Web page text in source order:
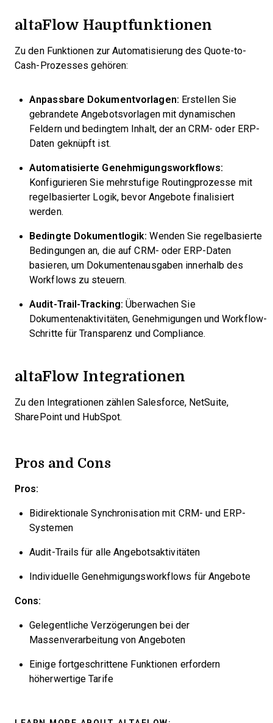
altaFlow Hauptfunktionen
Zu den Funktionen zur Automatisierung des Quote-to-
Cash-Prozesses gehören:
Anpassbare Dokumentvorlagen: Erstellen Sie
gebrandete Angebotsvorlagen mit dynamischen
Feldern und bedingtem Inhalt, der an CRM- oder ERP-
Daten geknüpft ist.
Automatisierte Genehmigungsworkflows:
Konfigurieren Sie mehrstufige Routingprozesse mit
regelbasierter Logik, bevor Angebote finalisiert
werden.
Bedingte Dokumentlogik: Wenden Sie regelbasierte
Bedingungen an, die auf CRM- oder ERP-Daten
basieren, um Dokumentenausgaben innerhalb des
Workflows zu steuern.
Audit-Trail-Tracking: Überwachen Sie
Dokumentenaktivitäten, Genehmigungen und Workflow-
Schritte für Transparenz und Compliance.
altaFlow Integrationen
Zu den Integrationen zählen Salesforce, NetSuite,
SharePoint und HubSpot.
Pros and Cons
Pros:
Bidirektionale Synchronisation mit CRM- und ERP-
Systemen
Audit-Trails für alle Angebotsaktivitäten
Individuelle Genehmigungsworkflows für Angebote
Cons:
Gelegentliche Verzögerungen bei der
Massenverarbeitung von Angeboten
Einige fortgeschrittene Funktionen erfordern
höherwertige Tarife